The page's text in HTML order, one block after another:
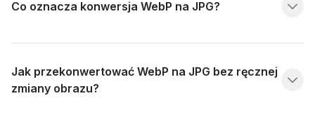
Co oznacza konwersja WebP na JPG?
Jak przekonwertować WebP na JPG bez ręcznej
zmiany obrazu?